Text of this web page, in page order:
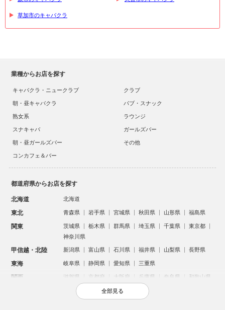
草加市のキャバクラ
業種からお店を探す
キャバクラ・ニュークラブ
クラブ
朝・昼キャバクラ
パブ・スナック
熟女系
ラウンジ
スナキャバ
ガールズバー
朝・昼ガールズバー
その他
コンカフェ＆バー
都道府県からお店を探す
北海道 北海道
東北 青森県 岩手県 宮城県 秋田県 山形県 福島県
関東 茨城県 栃木県 群馬県 埼玉県 千葉県
東京都
神奈川県
甲信越・北陸 新潟県 富山県 石川県 福井県 山梨県 長野県
東海 岐阜県 静岡県 愛知県 三重県
関西 滋賀県 京都府 大阪府 兵庫県 奈良県 和歌山県
鳥取県 島根県 岡山県 広島県
全部見る